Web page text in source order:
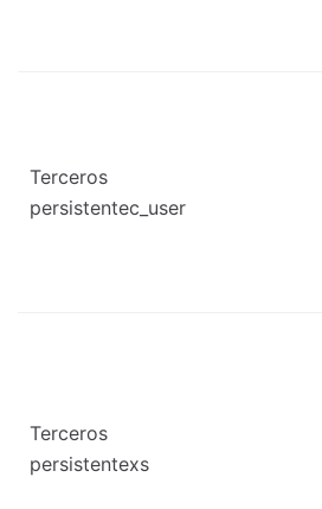
Terceros
persistentec_user
Terceros
persistentexs